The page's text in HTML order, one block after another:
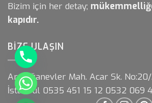
Bizim için her detay;
kapıdır.
BIZE ULAŞIN
Armağanevler Mah. Acar Sk.
İstanbul 0535 451 15 12 0532 069